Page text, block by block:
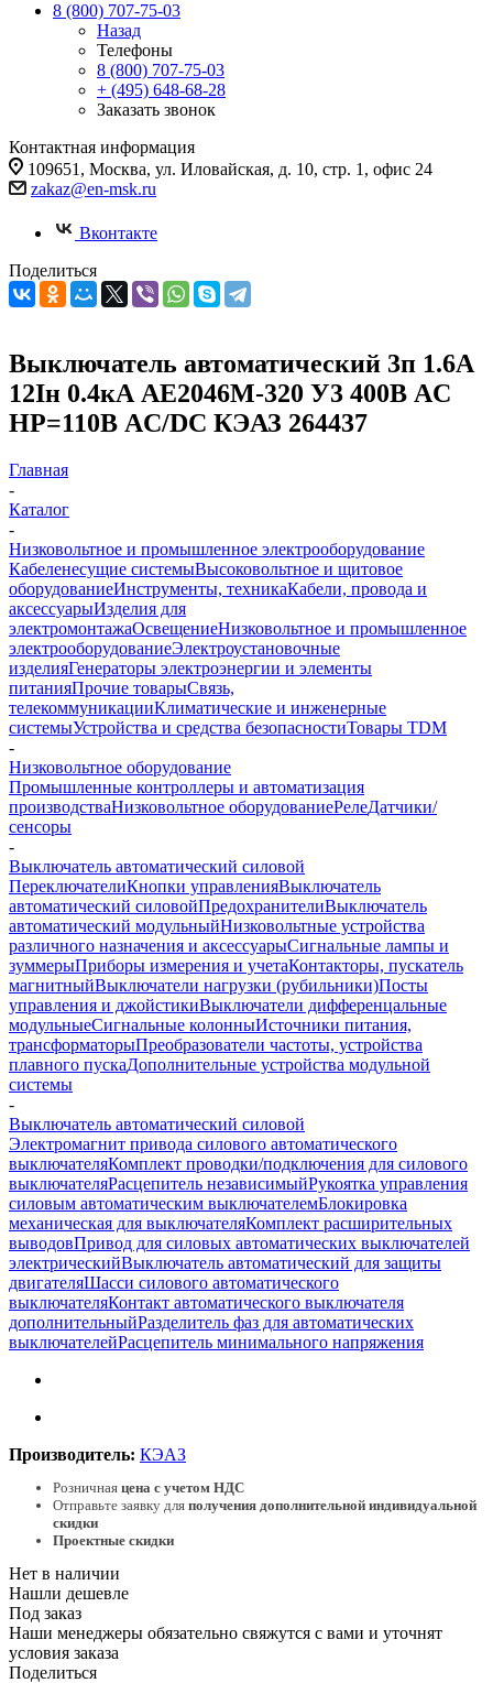
8 (800) 707-75-03
Назад
Телефоны
8 (800) 707-75-03
+ (495) 648-68-28
Заказать звонок
Контактная информация
109651, Москва, ул. Иловайская, д. 10, стр. 1, офис 24
zakaz@en-msk.ru
Вконтакте
Поделиться
Выключатель автоматический 3п 1.6А
12Iн 0.4кА АЕ2046М-320 У3 400В AC
НР=110В AC/DC КЭАЗ 264437
Главная
-
Каталог
-
Низковольтное и промышленное электрооборудование
Кабеленесущие системыВысоковольтное и щитовое
оборудованиеИнструменты, техникаКабели, провода и
аксессуарыИзделия для
электромонтажаОсвещениеНизковольтное и промышленное
электрооборудованиеЭлектроустановочные
изделияГенераторы электроэнергии и элементы
питанияПрочие товарыСвязь,
телекоммуникацииКлиматические и инженерные
системыУстройства и средства безопасностиТовары TDM
-
Низковольтное оборудование
Промышленные контроллеры и автоматизация
производстваНизковольтное оборудованиеРелеДатчики/
сенсоры
-
Выключатель автоматический силовой
ПереключателиКнопки управленияВыключатель
автоматический силовойПредохранителиВыключатель
автоматический модульныйНизковольтные устройства
различного назначения и аксессуарыСигнальные лампы и
зуммерыПриборы измерения и учетаКонтакторы, пускатель
магнитныйВыключатели нагрузки (рубильники)Посты
управления и джойстикиВыключатели дифференцальные
модульныеСигнальные колонныИсточники питания,
трансформаторыПреобразователи частоты, устройства
плавного пускаДополнительные устройства модульной
системы
-
Выключатель автоматический силовой
Электромагнит привода силового автоматического
выключателяКомплект проводки/подключения для силового
выключателяРасцепитель независимыйРукоятка управления
силовым автоматическим выключателемБлокировка
механическая для выключателяКомплект расширительных
выводовПривод для силовых автоматических выключателей
электрическийВыключатель автоматический для защиты
двигателяШасси силового автоматического
выключателяКонтакт автоматического выключателя
дополнительныйРазделитель фаз для автоматических
выключателейРасцепитель минимального напряжения
Производитель: КЭАЗ
Розничная цена с учетом НДС
Отправьте заявку для получения дополнительной индивидуальной
скидки
Проектные скидки
Нет в наличии
Нашли дешевле
Под заказ
Наши менеджеры обязательно свяжутся с вами и уточнят
условия заказа
Поделиться